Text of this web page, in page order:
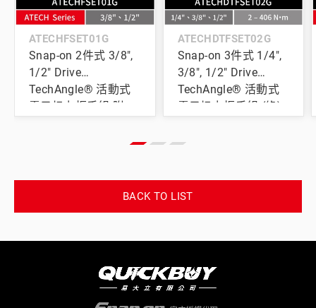
ATECHFSET01G
Snap-on 2件式 3/8",
1/2" Drive
TechAngle® 活動式
電子扭力扳手組 附
ATECHDTFSET02G
Snap-on 3件式 1/4",
3/8", 1/2" Drive
TechAngle® 活動式
電子扭力扳手組 (綠)
棉
BACK TO LIST